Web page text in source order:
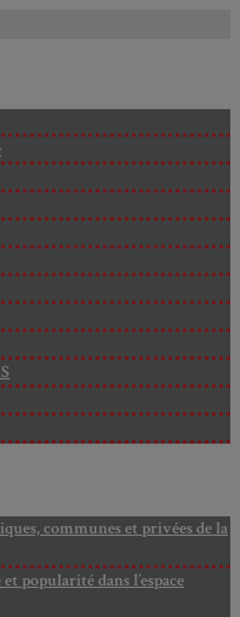
communes et privées de la
popularité dans l’espace